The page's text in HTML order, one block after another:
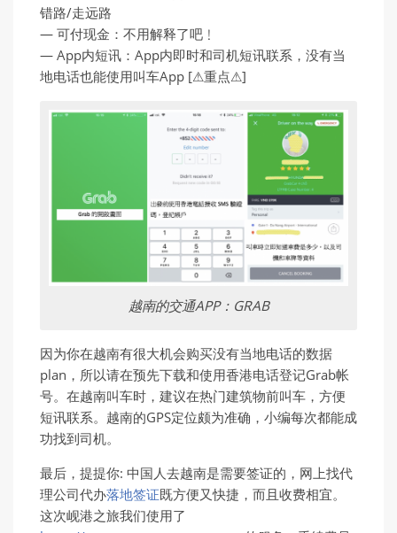
错路/走远路
— 可付现金：不用解释了吧﹗
— App内短讯：App内即时和司机短讯联系，没有当
地电话也能使用叫车App [⚠重点⚠]
越南的交通APP：GRAB
因为你在越南有很大机会购买没有当地电话的数据
plan，所以请在预先下载和使用香港电话登记Grab帐
号。在越南叫车时，建议在热门建筑物前叫车，方便
短讯联系。越南的GPS定位颇为准确，小编每次都能成
功找到司机。
最后，提提你: 中国人去越南是需要签证的，网上找代
理公司代办落地签证既方便又快捷，而且收费相宜。
这次岘港之旅我们使用了